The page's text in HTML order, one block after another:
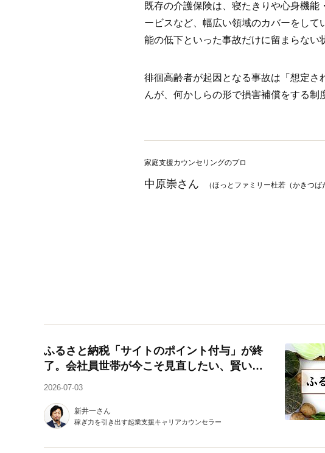
既存の介護保険は、寝たきりや心身機
ービスなど、幅広い領域のカバーをし
能の低下といった事故だけに留まらない
徘徊高齢者が起因となる事故は「想定
んが、何かしらの形で損害補償をする制
家庭支援カウンセリングのプロ
中原崇さん （ほっとファミリー杜若（かきつば
ふるさと納税「サイトのポイント付与」が終
了。会社員世帯が今こそ見直したい、賢い活
用術
2026-07-03
新井一さん
稼ぎ力を引き出す起業支援キャリアカウンセラー